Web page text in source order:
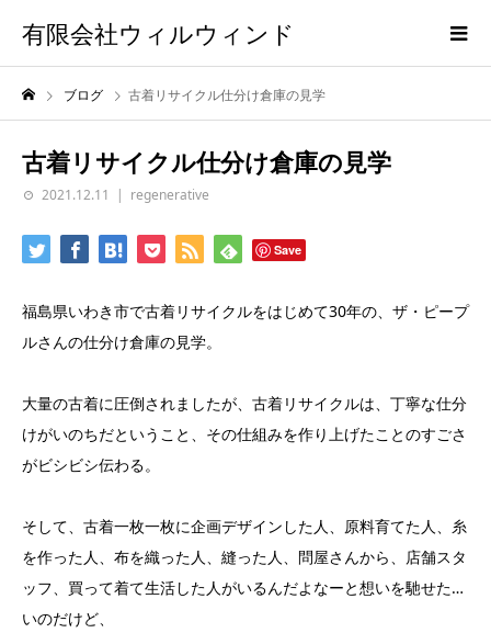
有限会社ウィルウィンド
ブログ 古着リサイクル仕分け倉庫の見学
古着リサイクル仕分け倉庫の見学
2021.12.11 regenerative
Save
福島県いわき市で古着リサイクルをはじめて30年の、ザ・ピープ
ルさんの仕分け倉庫の見学。
大量の古着に圧倒されましたが、古着リサイクルは、丁寧な仕分
けがいのちだということ、その仕組みを作り上げたことのすごさ
がビシビシ伝わる。
そして、古着一枚一枚に企画デザインした人、原料育てた人、糸
を作った人、布を織った人、縫った人、問屋さんから、店舗スタ
ッフ、買って着て生活した人がいるんだよなーと想いを馳せた…
いのだけど、